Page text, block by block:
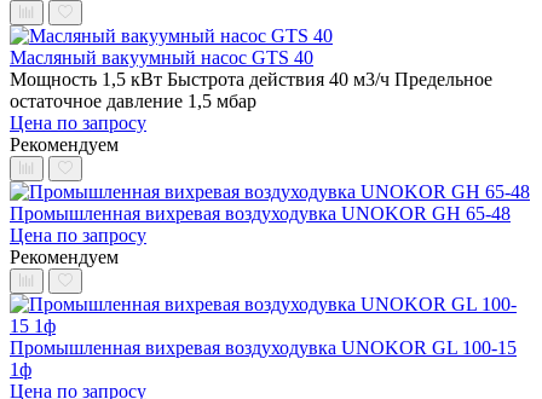
Масляный вакуумный насос GTS 40
Мощность 1,5 кВт Быстрота действия 40 м3/ч Предельное
остаточное давление 1,5 мбар
Цена по запросу
Рекомендуем
Промышленная вихревая воздуходувка UNOKOR GH 65-48
Цена по запросу
Рекомендуем
Промышленная вихревая воздуходувка UNOKOR GL 100-15
1ф
Цена по запросу